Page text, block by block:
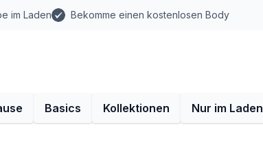
im Laden Bekomme einen kostenlosen Body
Basics Kollektionen Nur im Laden